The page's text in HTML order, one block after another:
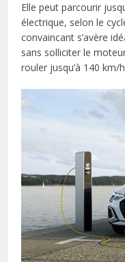
Elle peut parcourir
électrique, selon le
convaincant s’avère
sans solliciter le
rouler jusqu’à 140